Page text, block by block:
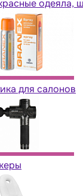
одеяла,
для салонов